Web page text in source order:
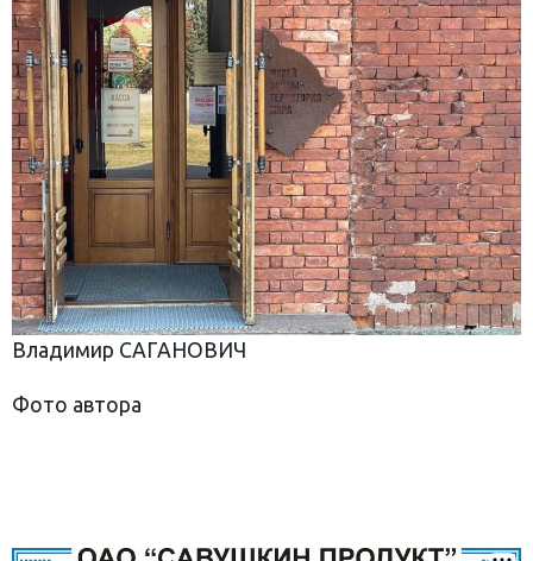
Владимир САГАНОВИЧ
Фото автора